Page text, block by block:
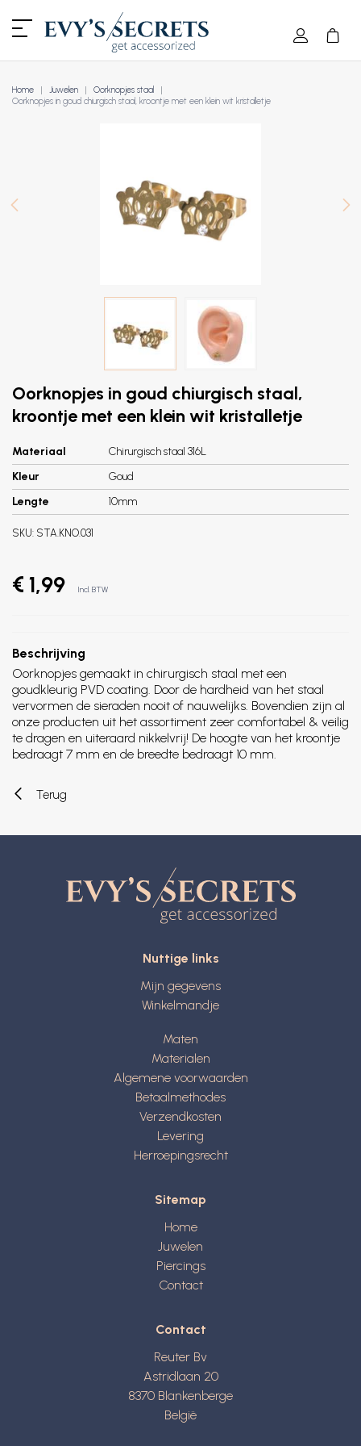
Home Juwelen
Oorknopjes staal
Oorknopjes in goud chiurgisch staal, kroontje met een klein wit kristalletje
Oorknopjes in goud chiurgisch staal,
kroontje met een klein wit kristalletje
Materiaal
Chirurgisch staal 316L
Kleur
Goud
Lengte
10mm
SKU: STA.KNO.031
€ 1,99 Incl. BTW
Beschrijving
Oorknopjes gemaakt in chirurgisch staal met een
goudkleurig PVD coating. Door de hardheid van het staal
vervormen de sieraden nooit of nauwelijks. Bovendien zijn al
onze producten uit het assortiment zeer comfortabel & veilig
te dragen en uiteraard nikkelvrij! De hoogte van het kroontje
bedraagt 7 mm en de breedte bedraagt 10 mm.
Terug
Nuttige links
Mijn gegevens
Winkelmandje
Maten
Materialen
Algemene voorwaarden
Betaalmethodes
Verzendkosten
Levering
Herroepingsrecht
Sitemap
Home
Juwelen
Piercings
Contact
Contact
Reuter Bv
Astridlaan 20
8370 Blankenberge
België